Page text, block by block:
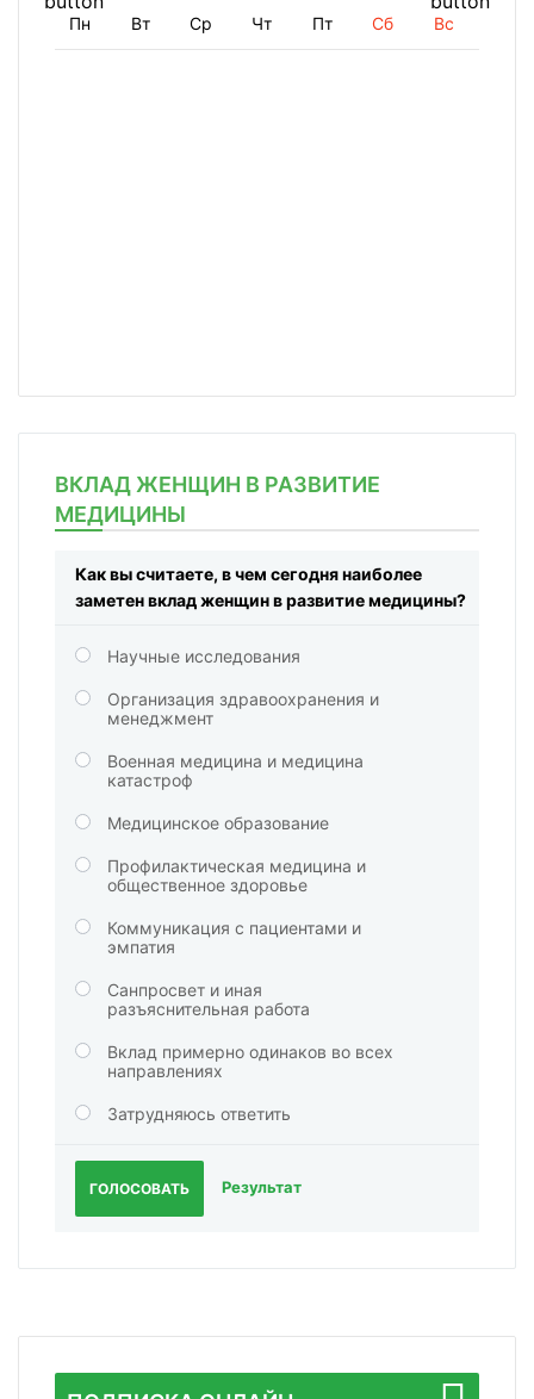
Пн Вт Ср Чт Пт Сб Вс
ВКЛАД ЖЕНЩИН В РАЗВИТИЕ
МЕДИЦИНЫ
Как вы считаете, в чем сегодня наиболее
заметен вклад женщин в развитие медицины?
Научные исследования
Организация здравоохранения и
менеджмент
Военная медицина и медицина
катастроф
Медицинское образование
Профилактическая медицина и
общественное здоровье
Коммуникация с пациентами и
эмпатия
Санпросвет и иная
разъяснительная работа
Вклад примерно одинаков во всех
направлениях
Затрудняюсь ответить
ГОЛОСОВАТЬ Результат